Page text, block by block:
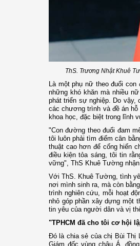
ThS. Trương Nhật Khuê
Là một phụ nữ theo đuổi
những khó khăn mà nhiều
phát triển sự nghiệp. Do vậy,
các chương trình và đề án
khoa học, đặc biệt trong lĩnh
"Con đường theo đuổi đam
tôi luôn phải tìm điểm cân
thuật cao hơn để cống hiến
điều kiện tỏa sáng, tôi tin
vững", ThS Khuê Tường nhận
Với ThS. Khuê Tường, tình
nơi mình sinh ra, mà còn
trình nghiên cứu, mỗi hoạt
nhỏ góp phần xây dựng một
tin yêu của người dân và vị
"TPHCM đã cho tôi cơ hội
Đó là chia sẻ của chị Bùi Thị
Giám đốc vùng châu Á,